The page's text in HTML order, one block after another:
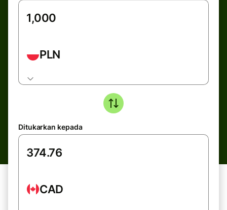
PLN
Ditukarkan kepada
CAD